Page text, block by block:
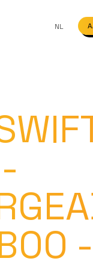
VEELGESTELDE
NL